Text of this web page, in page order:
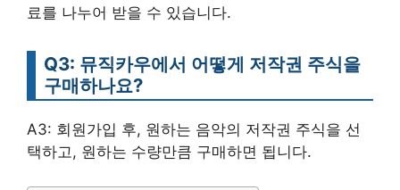
료를 나누어 받을 수 있습니다.
Q3: 뮤직카우에서 어떻게 저작권 주식을
구매하나요?
A3: 회원가입 후, 원하는 음악의 저작권 주식을 선
택하고, 원하는 수량만큼 구매하면 됩니다.